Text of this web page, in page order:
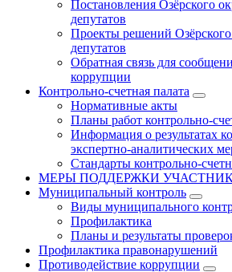
Постановления Озёрского
депутатов
Проекты решений
депутатов
Обратная связь для
коррупции
Контрольно-счетная палата
Нормативные акты
Планы работ контрольно-
Информация о результатах
экспертно-аналитических
Стандарты контрольно-
МЕРЫ ПОДДЕРЖКИ
Муниципальный контроль
Виды муниципального
Профилактика
Планы и результаты
Профилактика правонарушений
Противодействие коррупции